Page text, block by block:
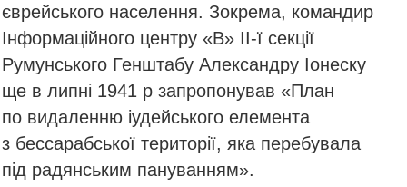
єврейського населення. Зокрема, командир
Інформаційного центру «В» ІІ-ї секції
Румунського Генштабу Александру Іонеску
ще в липні 1941 р запропонував «План
по видаленню іудейського елемента
з бессарабської території, яка перебувала
під радянським пануванням».